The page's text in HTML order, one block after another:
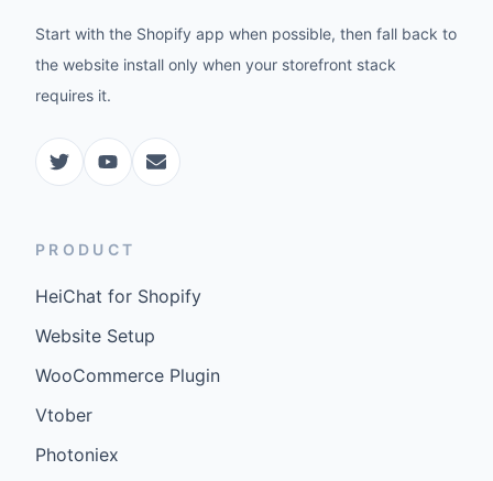
Start with the Shopify app when possible, then fall back to
the website install only when your storefront stack
requires it.
PRODUCT
HeiChat for Shopify
Website Setup
WooCommerce Plugin
Vtober
Photoniex